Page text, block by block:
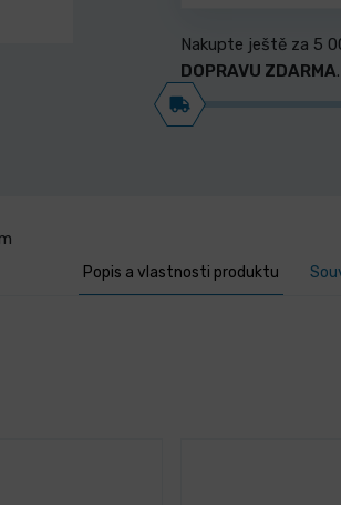
Nakupte ještě za 5
DOPRAVU ZDARMA.
Popis a vlastnosti produktu